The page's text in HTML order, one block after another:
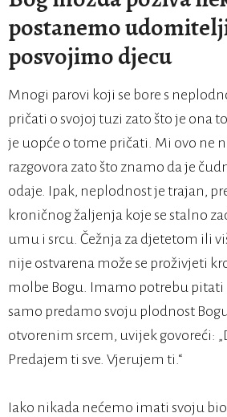
postanemo
posvojimo djecu
Mnogi parovi koji se bore s
pričati o svojoj tuzi zato što je ona
je uopće o tome pričati. Mi ovo ne
razgovora zato što znamo da je
odaje. Ipak, neplodnost je trajan,
kroničnog žaljenja koje se stalno
umu i srcu. Čežnja za djetetom ili
nije ostvarena može se proživjeti
molbe Bogu. Imamo potrebu pitati
samo predamo svoju plodnost
otvorenim srcem, uvijek govoreći:
Predajem ti sve. Vjerujem ti.“
Iako nikada nećemo imati svoju